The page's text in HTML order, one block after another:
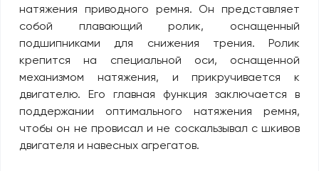
натяжения приводного ремня. Он представляет
собой плавающий ролик, оснащенный
подшипниками для снижения трения. Ролик
крепится на специальной оси, оснащенной
механизмом натяжения, и прикручивается к
двигателю. Его главная функция заключается в
поддержании оптимального натяжения ремня,
чтобы он не провисал и не соскальзывал с шкивов
двигателя и навесных агрегатов.